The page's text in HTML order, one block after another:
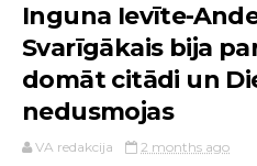
Inguna Ievīte-
Svarīgākais bija
domāt citādi un
nedusmojas
VA redakcija 2 months ago